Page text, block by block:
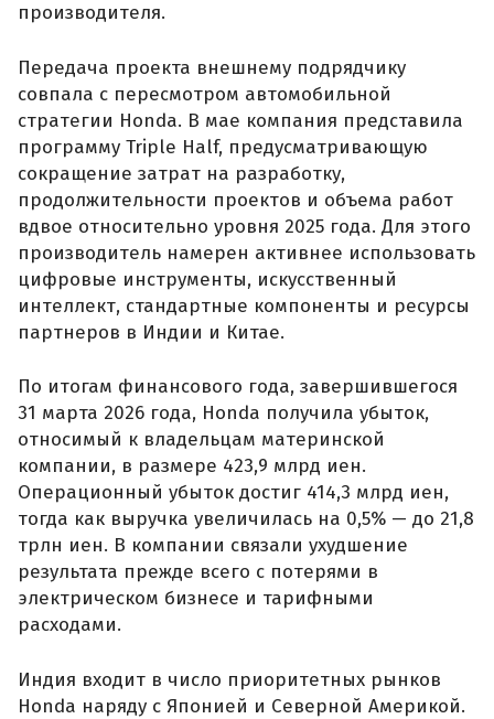
производителя.
Передача проекта внешнему подрядчику
совпала с пересмотром автомобильной
стратегии Honda. В мае компания представила
программу Triple Half, предусматривающую
сокращение затрат на разработку,
продолжительности проектов и объема работ
вдвое относительно уровня 2025 года. Для этого
производитель намерен активнее использовать
цифровые инструменты, искусственный
интеллект, стандартные компоненты и ресурсы
партнеров в Индии и Китае.
По итогам финансового года, завершившегося
31 марта 2026 года, Honda получила убыток,
относимый к владельцам материнской
компании, в размере 423,9 млрд иен.
Операционный убыток достиг 414,3 млрд иен,
тогда как выручка увеличилась на 0,5% — до 21,8
трлн иен. В компании связали ухудшение
результата прежде всего с потерями в
электрическом бизнесе и тарифными
расходами.
Индия входит в число приоритетных рынков
Honda наряду с Японией и Северной Америкой.